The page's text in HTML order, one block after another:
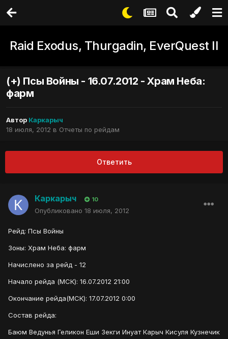
Raid Exodus, Thurgadin, EverQuest II
(+) Псы Войны - 16.07.2012 - Храм Неба:
фарм
Автор Каркарыч
18 июля, 2012 в Отчеты по рейдам
Ответить
Каркарыч 10
Опубликовано 18 июля, 2012
Рейд: Псы Войны
Зоны: Храм Неба: фарм
Начислено за рейд - 12
Начало рейда (МСК): 16.07.2012 21:00
Окончание рейда(МСК): 17.07.2012 0:00
Состав рейда:
Баюм Ведунья Геликон Еши Зекги Инуат Карыч Кисуля Кузнечик